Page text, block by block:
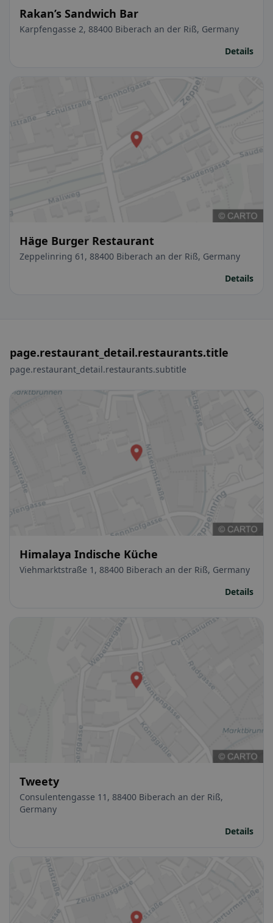
Rakan’s Sandwich Bar
Karpfengasse 2, 88400 Biberach an der Riß, Germany
Details
Häge Burger Restaurant
Zeppelinring 61, 88400 Biberach an der Riß, Germany
Details
page.restaurant_detail.restaurants.title
page.restaurant_detail.restaurants.subtitle
Himalaya Indische Küche
Viehmarktstraße 1, 88400 Biberach an der Riß, Germany
Details
Tweety
Consulentengasse 11, 88400 Biberach an der Riß,
Germany
Details